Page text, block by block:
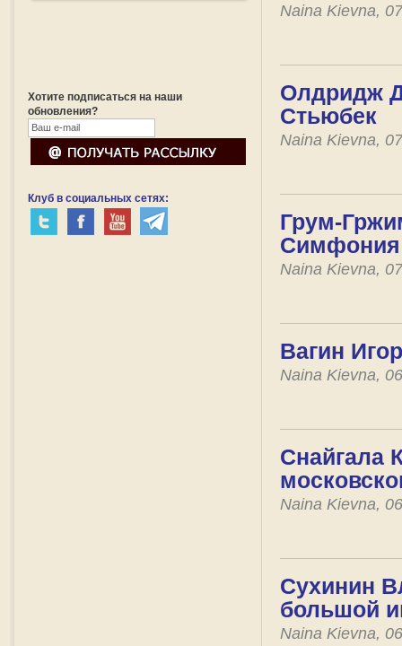
Хотите подписаться на наши
обновления?
Клуб в социальных сетях:
Naina Kievna,
Олдридж
Стьюбек
Naina Kievna,
Грум-
Симфония
Naina Kievna,
Вагин
Naina Kievna,
Снайгала
Naina Kievna,
Сухинин
большой
Naina Kievna,